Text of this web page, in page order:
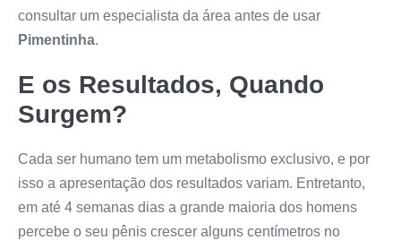
consultar um especialista da área antes de usar
Pimentinha.
E os Resultados, Quando
Surgem?
Cada ser humano tem um metabolismo exclusivo, e por
isso a apresentação dos resultados variam. Entretanto,
em até 4 semanas dias a grande maioria dos homens
percebe o seu pênis crescer alguns centímetros no